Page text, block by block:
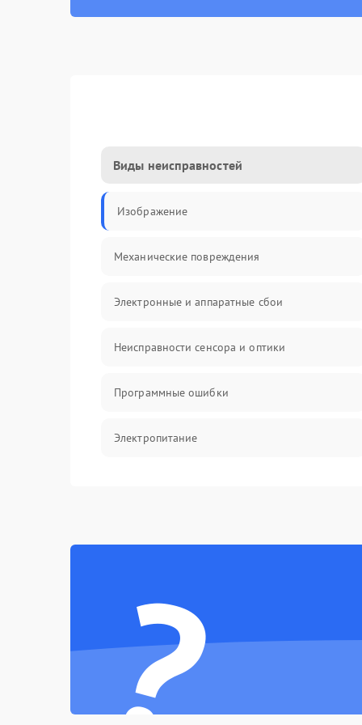
Виды неисправностей
Изображение
Механические повреждения
Электронные и аппаратные сбои
Неисправности сенсора и оптики
Программные ошибки
Электропитание
Температурные проблемы
Сбои коммуникаций и интерфейсов
Программные сбои
?